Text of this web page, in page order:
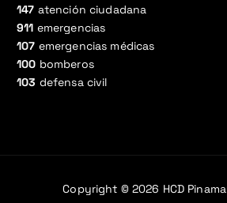
147 atención ciudadana
911 emergencias
107 emergencias médicas
100 bomberos
103 defensa civil
Copyright © 2026 HCD